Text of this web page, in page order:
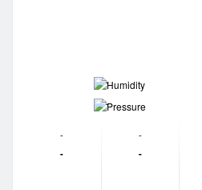
-
-
-
-
-
-